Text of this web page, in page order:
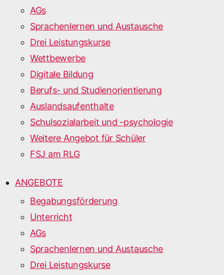
AGs
Sprachenlernen und Austausche
Drei Leistungskurse
Wettbewerbe
Digitale Bildung
Berufs- und Studienorientierung
Auslandsaufenthalte
Schulsozialarbeit und -psychologie
Weitere Angebot für Schüler
FSJ am RLG
ANGEBOTE
Begabungsförderung
Unterricht
AGs
Sprachenlernen und Austausche
Drei Leistungskurse